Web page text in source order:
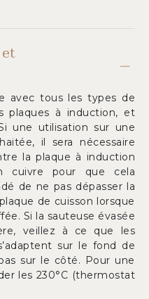
avec tous les types de
plaques à induction, et
une utilisation sur une
il sera nécessaire
la plaque à induction
cuivre pour que cela
de ne pas dépasser la
de cuisson lorsque
Si la sauteuse évasée
veillez à ce que les
sur le fond de
sur le côté. Pour une
les 230°C (thermostat